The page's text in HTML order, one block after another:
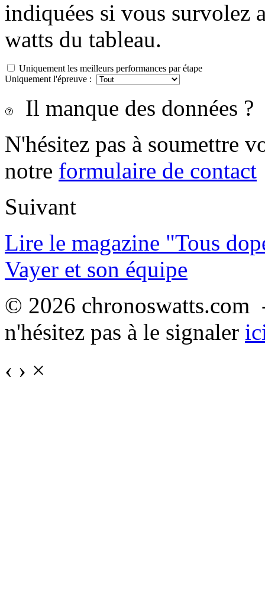
indiquées si vous survolez
watts du tableau.
Uniquement les meilleurs performances par étape
Uniquement l'épreuve :
Il manque des données ?
N'hésitez pas à soumettre
notre formulaire de contact
Suivant
Lire le magazine "Tous
Vayer et son équipe
© 2026
n'hésitez pas à le signaler
‹ › ×